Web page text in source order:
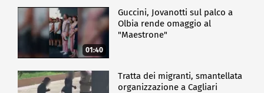
01:40
Guccini, Jovanotti sul palco a
Olbia rende omaggio al
"Maestrone"
Tratta dei migranti, smantellata
organizzazione a Cagliari